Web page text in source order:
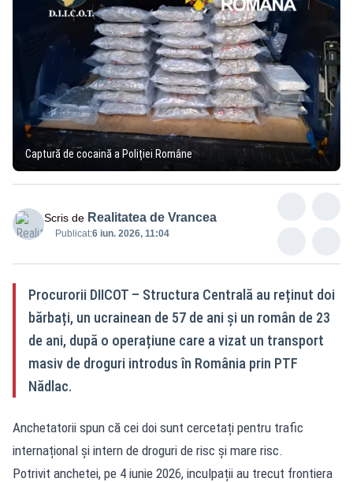
Captură de cocaină a Poliției Române
Scris de Realitatea de Vrancea
Publicat:6 iun. 2026, 11:04
Procurorii DIICOT – Structura Centrală au reținut doi
bărbați, un ucrainean de 57 de ani și un român de 23
de ani, după o operațiune care a vizat un transport
masiv de droguri introdus în România prin PTF
Nădlac.
Anchetatorii spun că cei doi sunt cercetați pentru trafic
internațional și intern de droguri de risc și mare risc.
Potrivit anchetei, pe 4 iunie 2026, inculpații au trecut frontiera